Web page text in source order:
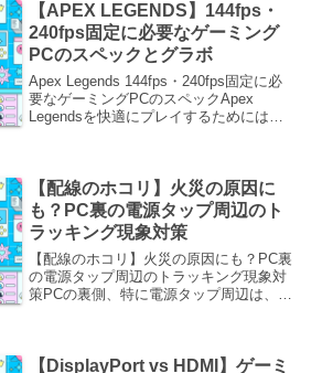
と注がれています。特...
【APEX LEGENDS】144fps・
240fps固定に必要なゲーミング
PCのスペックとグラボ
Apex Legends 144fps・240fps固定に必
要なゲーミングPCのスペックApex
Legendsを快適にプレイするためには、
【配線のホコリ】火災の原因に
も？PC裏の電源タップ周辺のト
ラッキング現象対策
【配線のホコリ】火災の原因にも？PC裏
の電源タップ周辺のトラッキング現象対
策PCの裏側、特に電源タップ周辺は、ホ
の間にホコリや湿気が...
【DisplayPort vs HDMI】ゲーミ